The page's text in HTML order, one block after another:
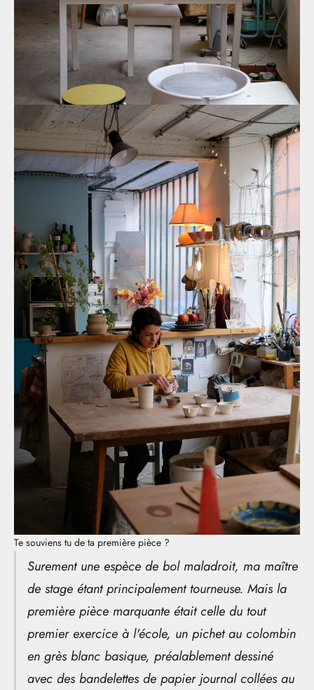
Te souviens tu de ta première pièce ?
Surement une espèce de bol maladroit, ma maître
de stage étant principalement tourneuse. Mais la
première pièce marquante était celle du tout
premier exercice à l'école, un pichet au colombin
en grès blanc basique, préalablement dessiné
avec des bandelettes de papier journal collées au